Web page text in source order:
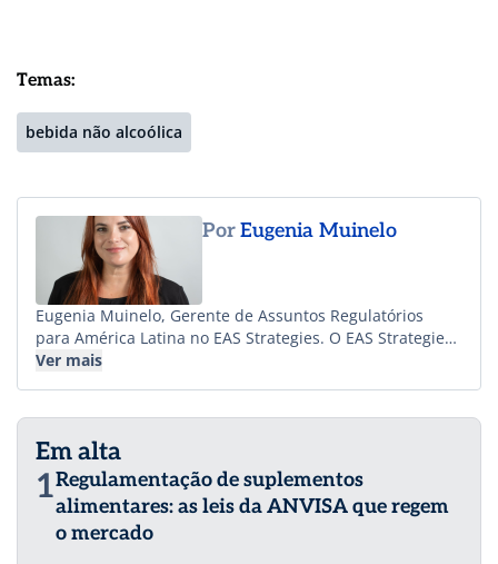
Temas:
bebida não alcoólica
PorEugenia Muinelo
Eugenia Muinelo, Gerente de Assuntos Regulatórios
para América Latina no EAS Strategies. O EAS Strategies
é um centro global de especialistas em consultoria
incluindo todos os países da região da América Latina.
EAS Strategies também possui escritórios em outras
regiões, abrangendo os países da União Europeia,
África, Oriente Médio, Oceania, Rússia, e Comunidade
dos Estados Independentes (CEI) e países do Sudeste
Ver mais
Em alta
1Regulamentação de suplementos
alimentares: as leis da ANVISA que regem
o mercado